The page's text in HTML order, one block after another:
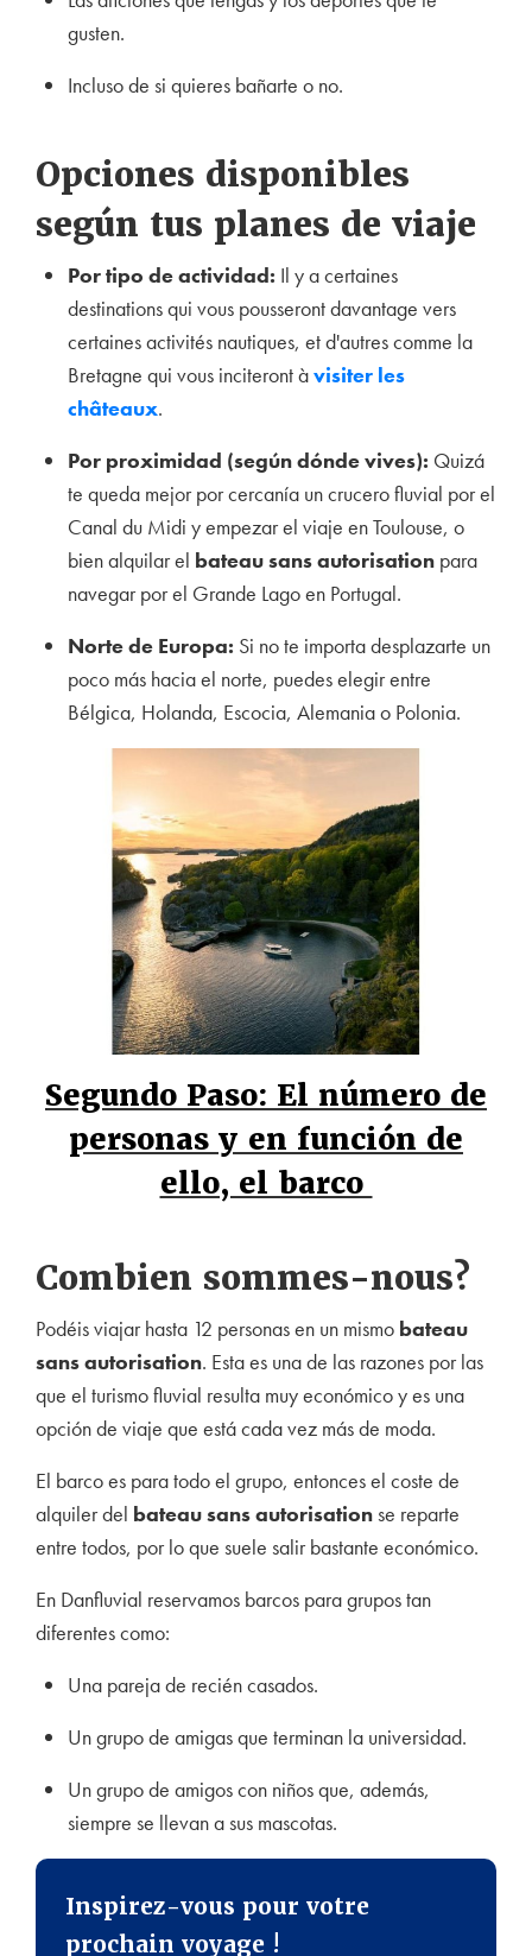
gusten.
Incluso de si quieres bañarte o no.
Opciones disponibles
según tus planes de viaje
Por tipo de actividad: Il y a certaines
destinations qui vous pousseront davantage vers
certaines activités nautiques, et d'autres comme la
Bretagne qui vous inciteront àvisiter les
châteaux.
Por proximidad (según dónde vives): Quizá
te queda mejor por cercanía un crucero fluvial por el
Canal du Midi y empezar el viaje en Toulouse, o
bien alquilar el bateau sans autorisation para
navegar por el Grande Lago en Portugal.
Norte de Europa: Si no te importa desplazarte un
poco más hacia el norte, puedes elegir entre
Bélgica, Holanda, Escocia, Alemania o Polonia.
Segundo Paso: El número de
personas y en función de
ello, el barco
Combien sommes-nous?
Podéis viajar hasta 12 personas en un mismo bateau
sans autorisation. Esta es una de las razones por las
que el turismo fluvial resulta muy económico y es una
opción de viaje que está cada vez más de moda.
El barco es para todo el grupo, entonces el coste de
alquiler del bateau sans autorisationse reparte
entre todos, por lo que suele salir bastante económico.
En Danfluvial reservamos barcos para grupos tan
diferentes como:
Una pareja de recién casados.
Un grupo de amigas que terminan la universidad.
Un grupo de amigos con niños que, además,
siempre se llevan a sus mascotas.
Inspirez-vous pour votre
prochain voyage !